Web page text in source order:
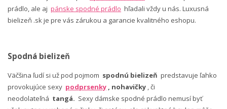
prádlo, ale aj pánske spodné prádlo hľadali vždy u nás. Luxusná
bielizeň .sk je pre vás zárukou a garancie kvalitného eshopu.
Spodná bielizeň
Väčšina ľudí si už pod pojmom spodnú bielizeň predstavuje ľahko
provokujúce sexy podprsenky , nohavičky , či
neodolateľná tangá. Sexy dámske spodné prádlo nemusí byť